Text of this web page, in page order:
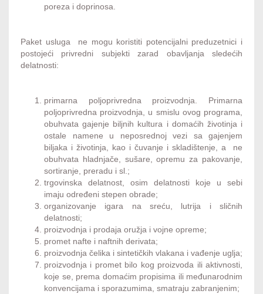
poreza i doprinosa.
Paket usluga ne mogu koristiti potencijalni preduzetnici i
postojeći privredni subjekti zarad obavljanja sledećih
delatnosti:
primarna poljoprivredna proizvodnja. Primarna
poljoprivredna proizvodnja, u smislu ovog programa,
obuhvata gajenje biljnih kultura i domaćih životinja i
ostale namene u neposrednoj vezi sa gajenjem
biljaka i životinja, kao i čuvanje i skladištenje, a ne
obuhvata hladnjače, sušare, opremu za pakovanje,
sortiranje, preradu i sl.;
trgovinska delatnost, osim delatnosti koje u sebi
imaju određeni stepen obrade;
organizovanje igara na sreću, lutrija i sličnih
delatnosti;
proizvodnja i prodaja oružja i vojne opreme;
promet nafte i naftnih derivata;
proizvodnja čelika i sintetičkih vlakana i vađenje uglja;
proizvodnja i promet bilo kog proizvoda ili aktivnosti,
koje se, prema domaćim propisima ili međunarodnim
konvencijama i sporazumima, smatraju zabranjenim;